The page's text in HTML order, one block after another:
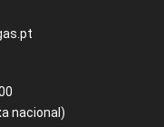
nacional)